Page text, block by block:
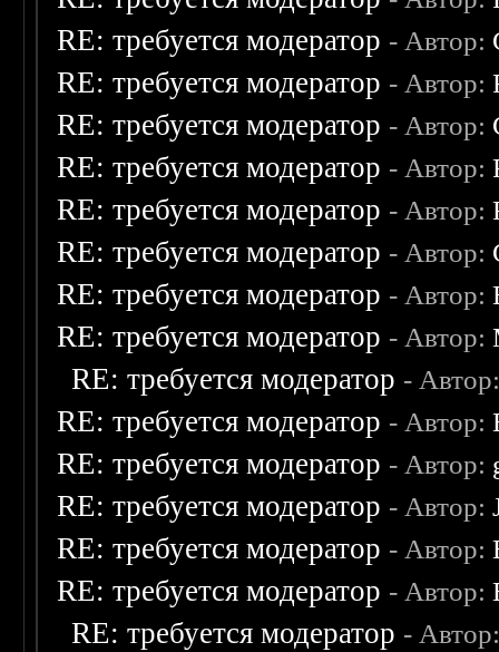
RE: требуется модератор - Автор:
RE: требуется модератор - Автор:
RE: требуется модератор - Автор:
RE: требуется модератор - Автор:
RE: требуется модератор - Автор:
RE: требуется модератор - Автор:
RE: требуется модератор - Автор:
RE: требуется модератор - Автор:
RE: требуется модератор -
RE: требуется модератор - Автор:
RE: требуется модератор - Автор:
RE: требуется модератор - Автор:
RE: требуется модератор - Автор:
RE: требуется модератор - Автор:
RE: требуется модератор -